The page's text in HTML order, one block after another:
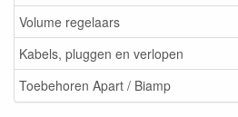
Volume regelaars
Kabels, pluggen en verlopen
Toebehoren Apart / Biamp